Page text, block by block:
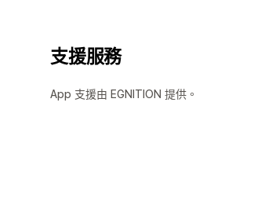
支援服務
App 支援由 EGNITION 提供。